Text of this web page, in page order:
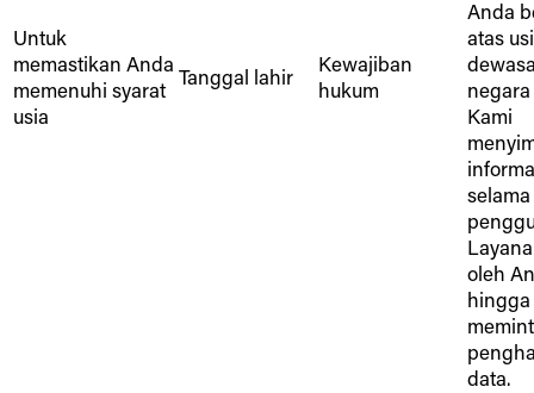
Untuk
memastikan Anda
memenuhi syarat
usia
Tanggal lahir
Kewajiban
hukum
Anda
atas
Kami
oleh
data.